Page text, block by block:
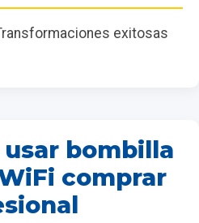
exitosas
bombilla
comprar